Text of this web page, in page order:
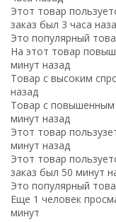
Этот товар
заказ был 3 часа
Это популярный
На этот товар
минут назад
Товар с высоким
назад
Товар с повышенным
минут назад
Этот товар
минут назад
Этот товар
заказ был 50 минут
Это популярный
Еще 1 человек
минут